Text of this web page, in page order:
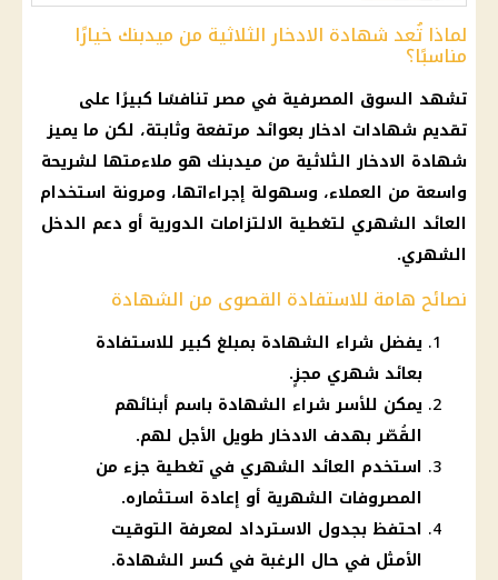
لماذا تُعد شهادة الادخار الثلاثية من ميدبنك خيارًا
مناسبًا؟
تشهد السوق المصرفية في مصر تنافسًا كبيرًا على
تقديم شهادات ادخار بعوائد مرتفعة وثابتة، لكن ما يميز
شهادة الادخار الثلاثية من ميدبنك هو ملاءمتها لشريحة
واسعة من العملاء، وسهولة إجراءاتها، ومرونة استخدام
العائد الشهري لتغطية الالتزامات الدورية أو دعم الدخل
الشهري.
نصائح هامة للاستفادة القصوى من الشهادة
يفضل شراء الشهادة بمبلغ كبير للاستفادة
بعائد شهري مجزٍ.
يمكن للأسر شراء الشهادة باسم أبنائهم
القُصّر بهدف الادخار طويل الأجل لهم.
استخدم العائد الشهري في تغطية جزء من
المصروفات الشهرية أو إعادة استثماره.
احتفظ بجدول الاسترداد لمعرفة التوقيت
الأمثل في حال الرغبة في كسر الشهادة.